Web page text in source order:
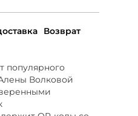
Возврат
популярного
Волковой